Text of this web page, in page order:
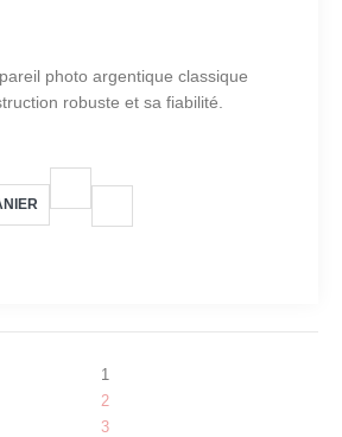
photo argentique classique
robuste et sa fiabilité.
1
2
3